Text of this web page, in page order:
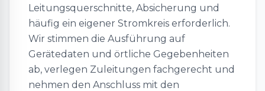
Leitungsquerschnitte, Absicherung und
häufig ein eigener Stromkreis erforderlich.
Wir stimmen die Ausführung auf
Gerätedaten und örtliche Gegebenheiten
ab, verlegen Zuleitungen fachgerecht und
nehmen den Anschluss mit den